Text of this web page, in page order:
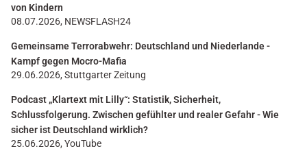
von Kindern
08.07.2026, NEWSFLASH24
Gemeinsame Terrorabwehr: Deutschland und Niederlande -
Kampf gegen Mocro-Mafia
29.06.2026, Stuttgarter Zeitung
Podcast „Klartext mit Lilly“: Statistik, Sicherheit,
Schlussfolgerung. Zwischen gefühlter und realer Gefahr - Wie
sicher ist Deutschland wirklich?
25.06.2026, YouTube